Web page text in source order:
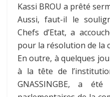
Kassi BROU a prêté
Aussi, faut-il le
Chefs d’Etat, a
pour la résolution de la
En outre, à quelques
à la tête de
GNASSINGBE, a